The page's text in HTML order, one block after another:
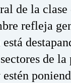
de la
refleja
está
de
estén